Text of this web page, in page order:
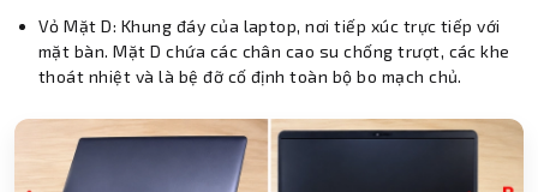
Vỏ Mặt D: Khung đáy của laptop, nơi tiếp xúc trực tiếp với
mặt bàn. Mặt D chứa các chân cao su chống trượt, các khe
thoát nhiệt và là bệ đỡ cố định toàn bộ bo mạch chủ.